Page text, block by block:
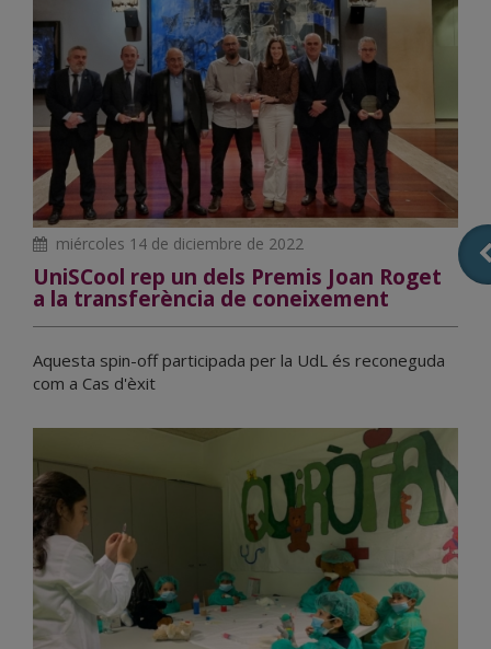
miércoles 14 de diciembre de 2022
UniSCool rep un dels Premis Joan Roget
a la transferència de coneixement
Aquesta spin-off participada per la UdL és reconeguda
com a Cas d'èxit